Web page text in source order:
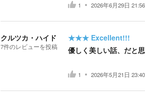
1 2026年6月29日 21:56
クルツカ・ハイド
7件のレビューを投稿
★★★ Excellent!!!
優しく美しい話、だと思
1 2026年5月21日 23:40